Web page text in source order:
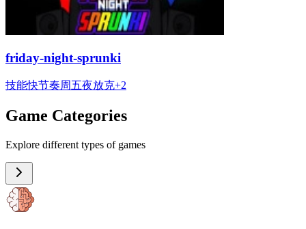
friday-night-sprunki
技能快节奏周五夜放克+2
Game Categories
Explore different types of games